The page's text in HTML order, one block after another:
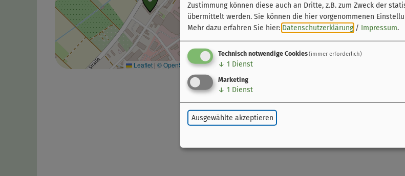
Leaflet | © OpenStreetMap-Mitwirkende
96052 Bamberg
0951 18971826
Zustimmung können diese auch an Dritte, z.B. zum Zweck der
übermittelt werden. Sie können die hier vorgenommenen
Mehr dazu erfahren Sie hier: Datenschutzerklärung / Impressum.
Technisch notwendige Cookies(immer erforderlich)
↓ 1 Dienst
Marketing
↓ 1 Dienst
Ausgewählte akzeptieren